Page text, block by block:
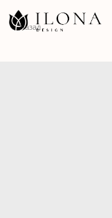
Назад